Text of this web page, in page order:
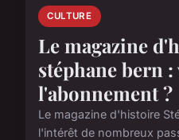
CULTURE
Le magazine
stéphane bern
l'abonnement ?
Le magazine d'histoire
l'intérêt de nombreux